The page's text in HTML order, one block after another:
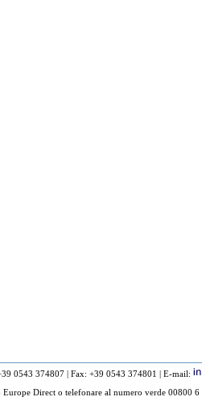
0543 374807 | Fax: +39 0543 374801 | E-mail:
Europe Direct o telefonare al numero verde 00800